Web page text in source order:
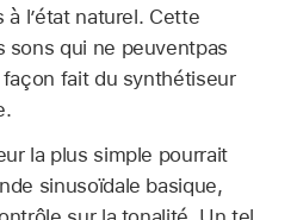
à l’état naturel. Cette
sons qui ne peuventpas
fait du synthétiseur
la plus simple pourrait
sinusoïdale basique,